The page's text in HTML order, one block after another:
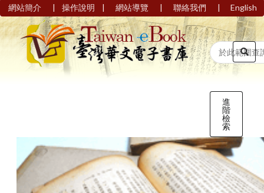
網站簡介 | 操作說明 | 網站導覽 | 聯絡我們 | English
進
階
檢
索